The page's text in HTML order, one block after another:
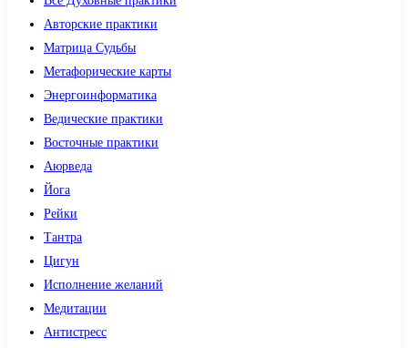
Авторские практики
Матрица Судьбы
Метафорические карты
Энергоинформатика
Ведические практики
Восточные практики
Аюрведа
Йога
Рейки
Тантра
Цигун
Исполнение желаний
Медитации
Антистресс